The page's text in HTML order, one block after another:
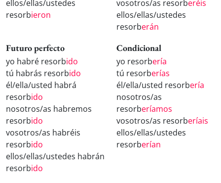
ellos/ellas/ustedes
resorbieron
vosotros/as resorberéis
ellos/ellas/ustedes
resorberán
Futuro perfecto
yo habré resorbido
tú habrás resorbido
él/ella/usted habrá
resorbido
nosotros/as habremos
resorbido
vosotros/as habréis
resorbido
ellos/ellas/ustedes habrán
resorbido
Condicional
yo resorbería
tú resorberías
él/ella/usted resorbería
nosotros/as
resorberíamos
vosotros/as resorberíais
ellos/ellas/ustedes
resorberían